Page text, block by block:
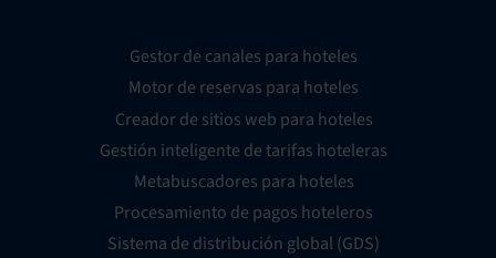
Gestor de canales para hoteles
Motor de reservas para hoteles
Creador de sitios web para hoteles
Gestión inteligente de tarifas hoteleras
Metabuscadores para hoteles
Procesamiento de pagos hoteleros
Sistema de distribución global (GDS)